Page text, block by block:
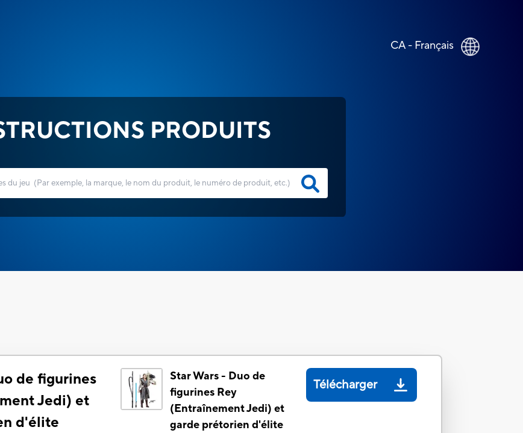
CA - Français
PRODUITS
de figurines
Jedi) et
d'élite
Star Wars - Duo de
figurines Rey
(Entraînement Jedi) et
garde prétorien d'élite
Télécharger